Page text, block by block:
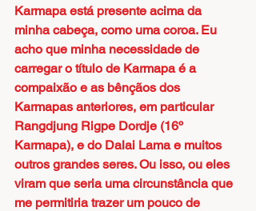
Karmapa está presente acima da
minha cabeça, como uma coroa. Eu
acho que minha necessidade de
carregar o título de Karmapa é a
compaixão e as bênçãos dos
Karmapas anteriores, em particular
Rangdjung Rigpe Dordje (16º
Karmapa), e do Dalai Lama e muitos
outros grandes seres. Ou isso, ou eles
viram que seria uma circunstância que
me permitiria trazer um pouco de